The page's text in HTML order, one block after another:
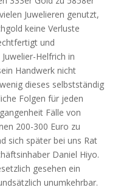
Juwelieren genutzt,
keine Verluste
und
Helfrich in
Handwerk nicht
dieses selbstständig
Folgen für jeden
Fälle von
200-300 Euro zu
sich später bei uns Rat
Daniel Hiyo.
gesehen ein
unumkehrbar.